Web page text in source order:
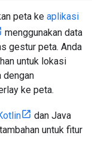
peta ke aplikasi
menggunakan data
gestur peta. Anda
untuk lokasi
dengan
ke peta.
dan Java
untuk fitur